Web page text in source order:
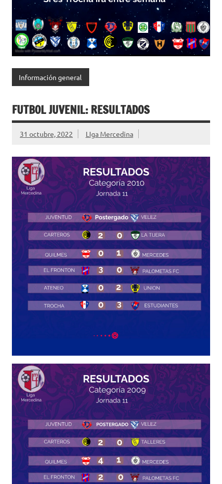
Información general
FUTBOL JUVENIL: RESULTADOS
31 octubre, 2022 LIga Mercedina